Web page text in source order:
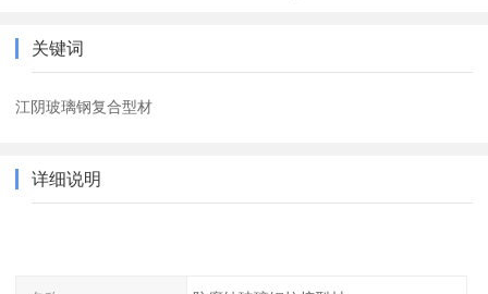
关键词
江阴玻璃钢复合型材
详细说明